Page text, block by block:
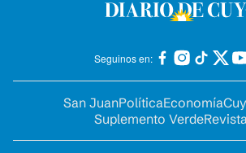
Seguinos en:
San JuanPolíticaEconomía
Suplemento Verde